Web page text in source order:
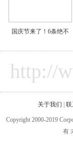
国庆节来了！6条绝不
http://
关于我们 联
Copyright 2000-2019
有